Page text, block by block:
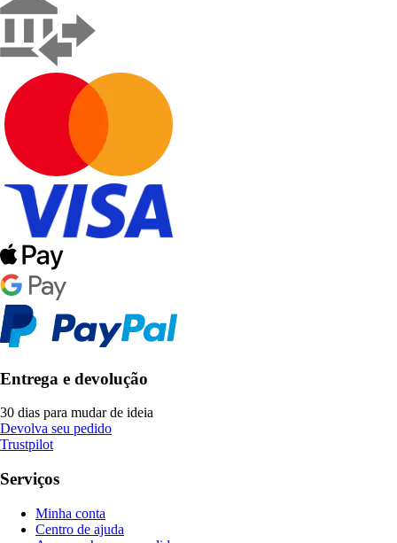
Entrega e devolução
30 dias para mudar de ideia
Devolva seu pedido
Trustpilot
Serviços
Minha conta
Centro de ajuda